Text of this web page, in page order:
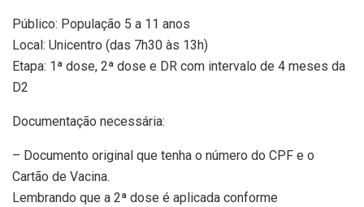
Público: População 5 a 11 anos
Local: Unicentro (das 7h30 às 13h)
Etapa: 1ª dose, 2ª dose e DR com intervalo de 4 meses da
D2
Documentação necessária:
– Documento original que tenha o número do CPF e o
Cartão de Vacina.
Lembrando que a 2ª dose é aplicada conforme